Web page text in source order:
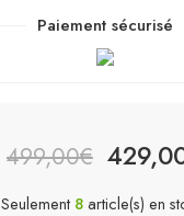
Paiement sécurisé
499,00€
Seulement 8article(s) en